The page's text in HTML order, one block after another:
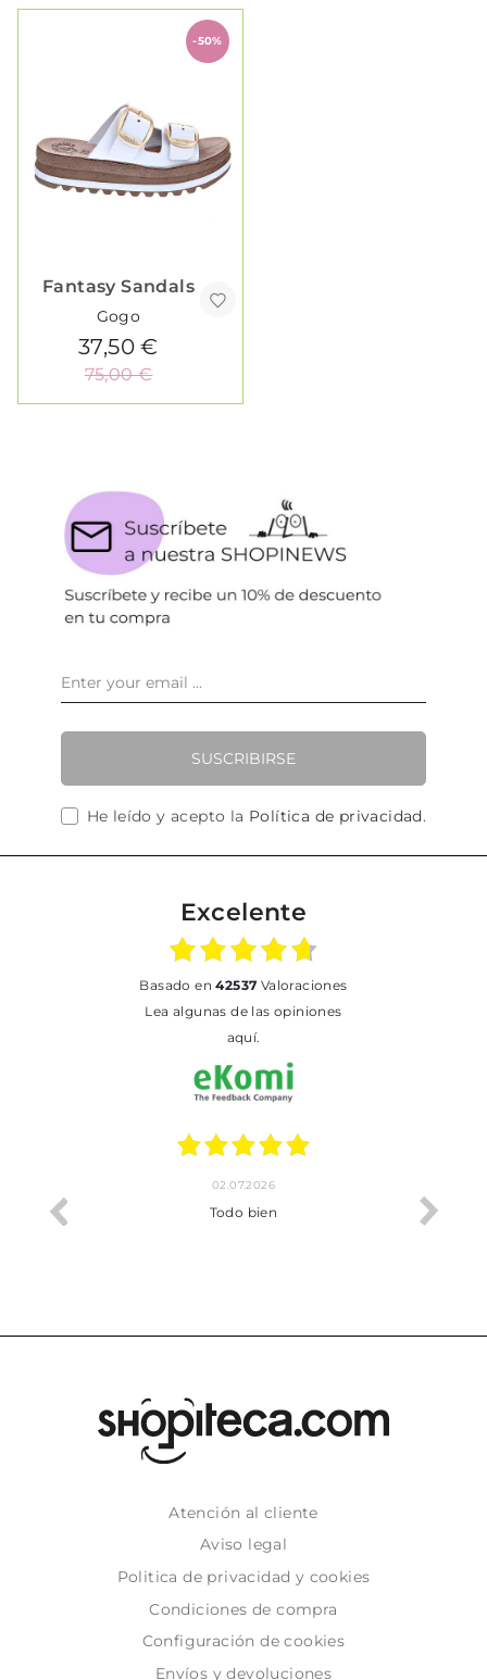
-50%
Fantasy Sandals
Gogo
37,50 €
75,00 €
SUSCRIBIRSE
He leído y acepto la Política de privacidad.
Excelente
basado en42537 Valoraciones
Lea algunas de las opiniones
aquí.
02.07.2026
Todo bien
Atención al cliente
Aviso legal
Politica de privacidad y cookies
Condiciones de compra
Configuración de cookies
Envíos y devoluciones